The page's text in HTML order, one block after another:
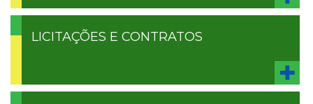
LICITAÇÕES E CONTRATOS